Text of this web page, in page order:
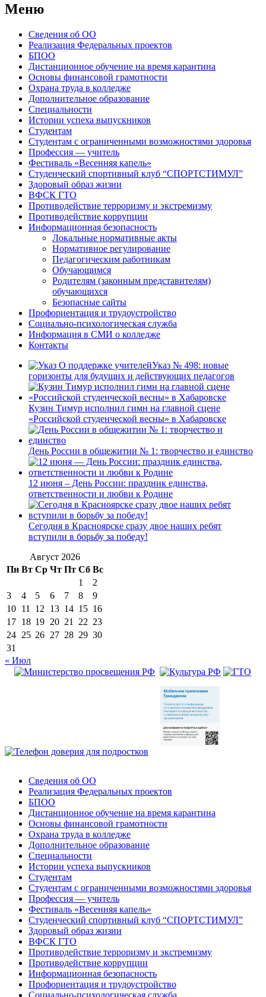
Меню
Сведения об ОО
Реализация Федеральных проектов
БПОО
Дистанционное обучение на время карантина
Основы финансовой грамотности
Охрана труда в колледже
Дополнительное образование
Специальности
Истории успеха выпускников
Студентам
Студентам с ограниченными возможностями здоровья
Профессия — учитель
Фестиваль «Весенняя капель»
Студенческий спортивный клуб “СПОРТСТИМУЛ”
Здоровый образ жизни
ВФСК ГТО
Противодействие терроризму и экстремизму
Противодействие коррупции
Информационная безопасность
Локальные нормативные акты
Нормативное регулирование
Педагогическим работникам
Обучающимся
Родителям (законным представителям)
обучающихся
Безопасные сайты
Профориентация и трудоустройство
Социально-психологическая служба
Информация в СМИ о колледже
Контакты
Указ № 498: новые
горизонты для будущих и действующих педагогов
Кузин Тимур исполнил гимн на главной сцене
«Российской студенческой весны» в Хабаровске
День России в общежитии № 1: творчество и единство
12 июня – День России: праздник единства,
ответственности и любви к Родине
Сегодня в Красноярске сразу двое наших ребят
вступили в борьбу за победу!
Август 2026
Пн Вт Ср Чт Пт Сб Вс
1
2
3
4 5 6 7 8
9
10 11 12 13 14 15 16
17 18 19 20 21 22 23
24 25 26 27 28 29 30
31
« Июл
Сведения об ОО
Реализация Федеральных проектов
БПОО
Дистанционное обучение на время карантина
Основы финансовой грамотности
Охрана труда в колледже
Дополнительное образование
Специальности
Истории успеха выпускников
Студентам
Студентам с ограниченными возможностями здоровья
Профессия — учитель
Фестиваль «Весенняя капель»
Студенческий спортивный клуб “СПОРТСТИМУЛ”
Здоровый образ жизни
ВФСК ГТО
Противодействие терроризму и экстремизму
Противодействие коррупции
Информационная безопасность
Профориентация и трудоустройство
Социально-психологическая служба